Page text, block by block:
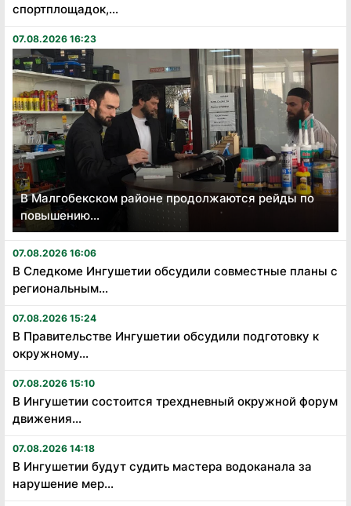
спортплощадок,...
07.08.2026 16:23
В Малгобекском районе продолжаются рейды по
повышению...
07.08.2026 16:06
В Следкоме Ингушетии обсудили совместные планы с
региональным...
07.08.2026 15:24
В Правительстве Ингушетии обсудили подготовку к
окружному...
07.08.2026 15:10
В Ингушетии состоится трехдневный окружной форум
движения...
07.08.2026 14:18
В Ингушетии будут судить мастера водоканала за
нарушение мер...